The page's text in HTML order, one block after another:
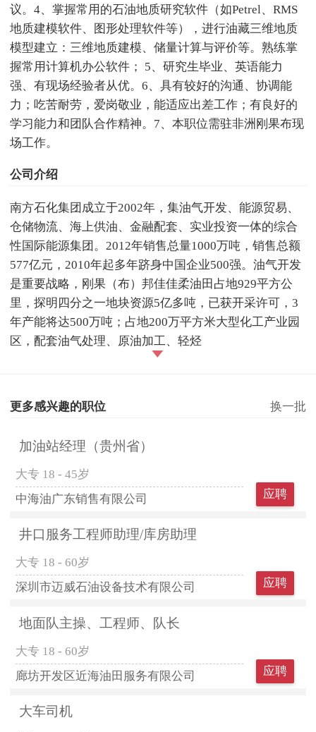
议。4、掌握常用的石油地质研究软件（如Petrel、RMS
地质建模软件、图形处理软件等），进行油藏三维地质
模型建立：三维地质建模、储量计算与评价等。熟练掌
握常用计算机办公软件； 5、研究生毕业、英语能力
强、有现场经验者从优。6、具有较好的沟通、协调能
力；吃苦耐劳，爱岗敬业，能适应出差工作；有良好的
学习能力和团队合作精神。7、本职位需驻非洲刚果布现
场工作。
公司介绍
南方石化集团成立于2002年，集油气开发、能源贸易、
仓储物流、海上供油、金融配套、实业投资一体的综合
性国际能源集团。2012年销售总量1000万吨，销售总额
577亿元，2010年起多年跻身中国企业500强。油气开发
是重要战略，刚果（布）邦佳佳柔油田占地929平方公
里，探明四分之一地块资源5亿多吨，已获开采许可，3
年产能将达500万吨；占地200万平方米大型化工产业园
区，配套油气处理、原油加工、轻烃
更多感兴趣的职位 换一批
加油站经理（贵州省）
大专 18 - 45岁
中海油广东销售有限公司
应聘
井口服务工程师助理/库房助理
大专 18 - 60岁
深圳市迈威石油设备技术有限公司
应聘
地面队主操、工程师、队长
大专 18 - 60岁
廊坊开发区近海油田服务有限公司
应聘
大车司机